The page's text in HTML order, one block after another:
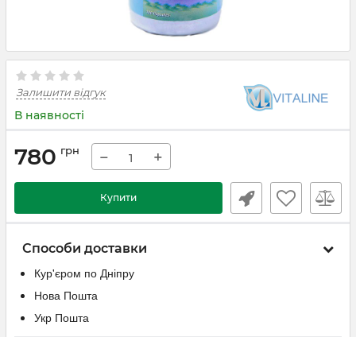
Залишити відгук
В наявності
780 грн − +
Купити
Способи доставки
Кур'єром по Дніпру
Нова Пошта
Укр Пошта